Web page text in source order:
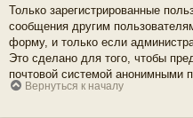
Только зарегистрированные
сообщения другим
форму, и только если
Это сделано для того, чтобы
почтовой системой анонимными
Вернуться к началу